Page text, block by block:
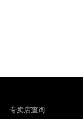
专卖店查询